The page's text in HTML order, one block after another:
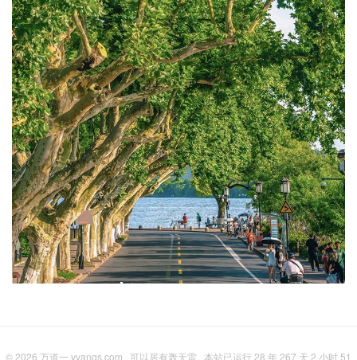
© 2026 万道一,vvanqs.com 可以居有轰天雷 本站已运行 28 年 267 天 2 小时 51